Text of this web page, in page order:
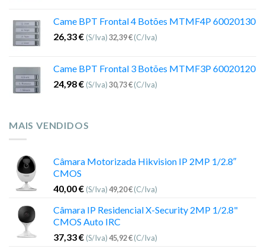
Came BPT Frontal 4 Botões MTMF4P 60020130
26,33€ (S/Iva)32,39€(C/Iva)
Came BPT Frontal 3 Botões MTMF3P 60020120
24,98€ (S/Iva)30,73€(C/Iva)
MAIS VENDIDOS
Câmara Motorizada Hikvision IP 2MP 1/2.8″
CMOS
40,00€ (S/Iva)49,20€(C/Iva)
Câmara IP Residencial X-Security 2MP 1/2.8"
CMOS Auto IRC
37,33€ (S/Iva)45,92€(C/Iva)